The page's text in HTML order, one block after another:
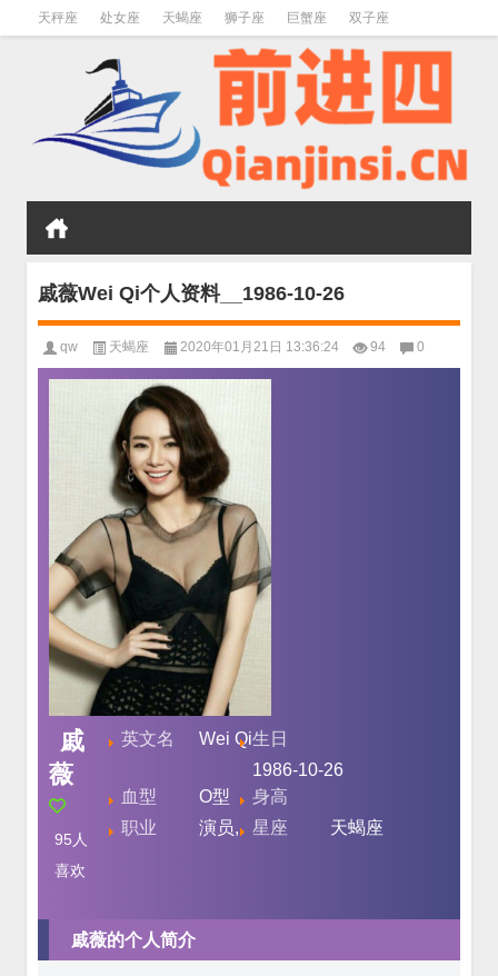
天秤座 处女座 天蝎座 狮子座 巨蟹座 双子座
戚薇Wei Qi个人资料__1986-10-26
qw 天蝎座 2020年01月21日 13:36:24 94 0
戚
薇
95 人
喜欢
英文名 Wei Qi生日
1986-10-26
血型
O型
身高
职业
演员, 星座 天蝎座
戚薇的个人简介